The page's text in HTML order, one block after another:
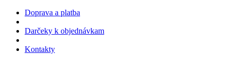
Doprava a platba
Darčeky k objednávkam
Kontakty